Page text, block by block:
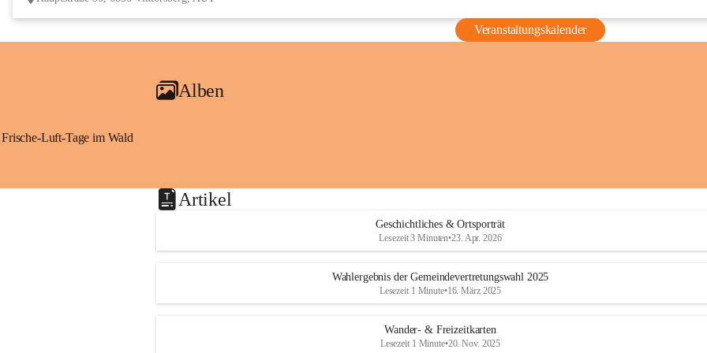
Veranstaltungskalender
Alben
Frische-Luft-Tage im Wald
Artikel
Geschichtliches & Ortsporträt
Lesezeit 3 Minuten•23. Apr. 2026
Wahlergebnis der Gemeindevertretungswahl 2025
Lesezeit 1 Minute•16. März 2025
Wander- & Freizeitkarten
Lesezeit 1 Minute•20. Nov. 2025